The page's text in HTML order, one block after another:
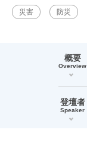
災害 防災
概要
Overview
登壇者
Speaker